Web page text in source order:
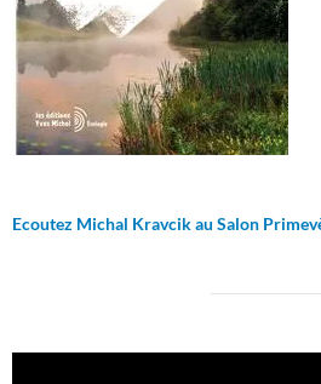
Ecoutez Michal Kravcik au Salon